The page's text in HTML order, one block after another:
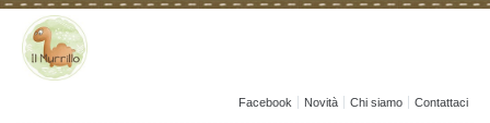
Facebook Novità Chi siamo Contattaci